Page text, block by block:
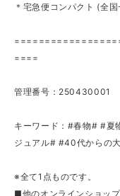
＊宅急便コンパクト (全
====
管理番号：250430001
キーワード：#春物# #
ジュアル# #40代からの
※全て1点ものです。
■他のオンラインショッ